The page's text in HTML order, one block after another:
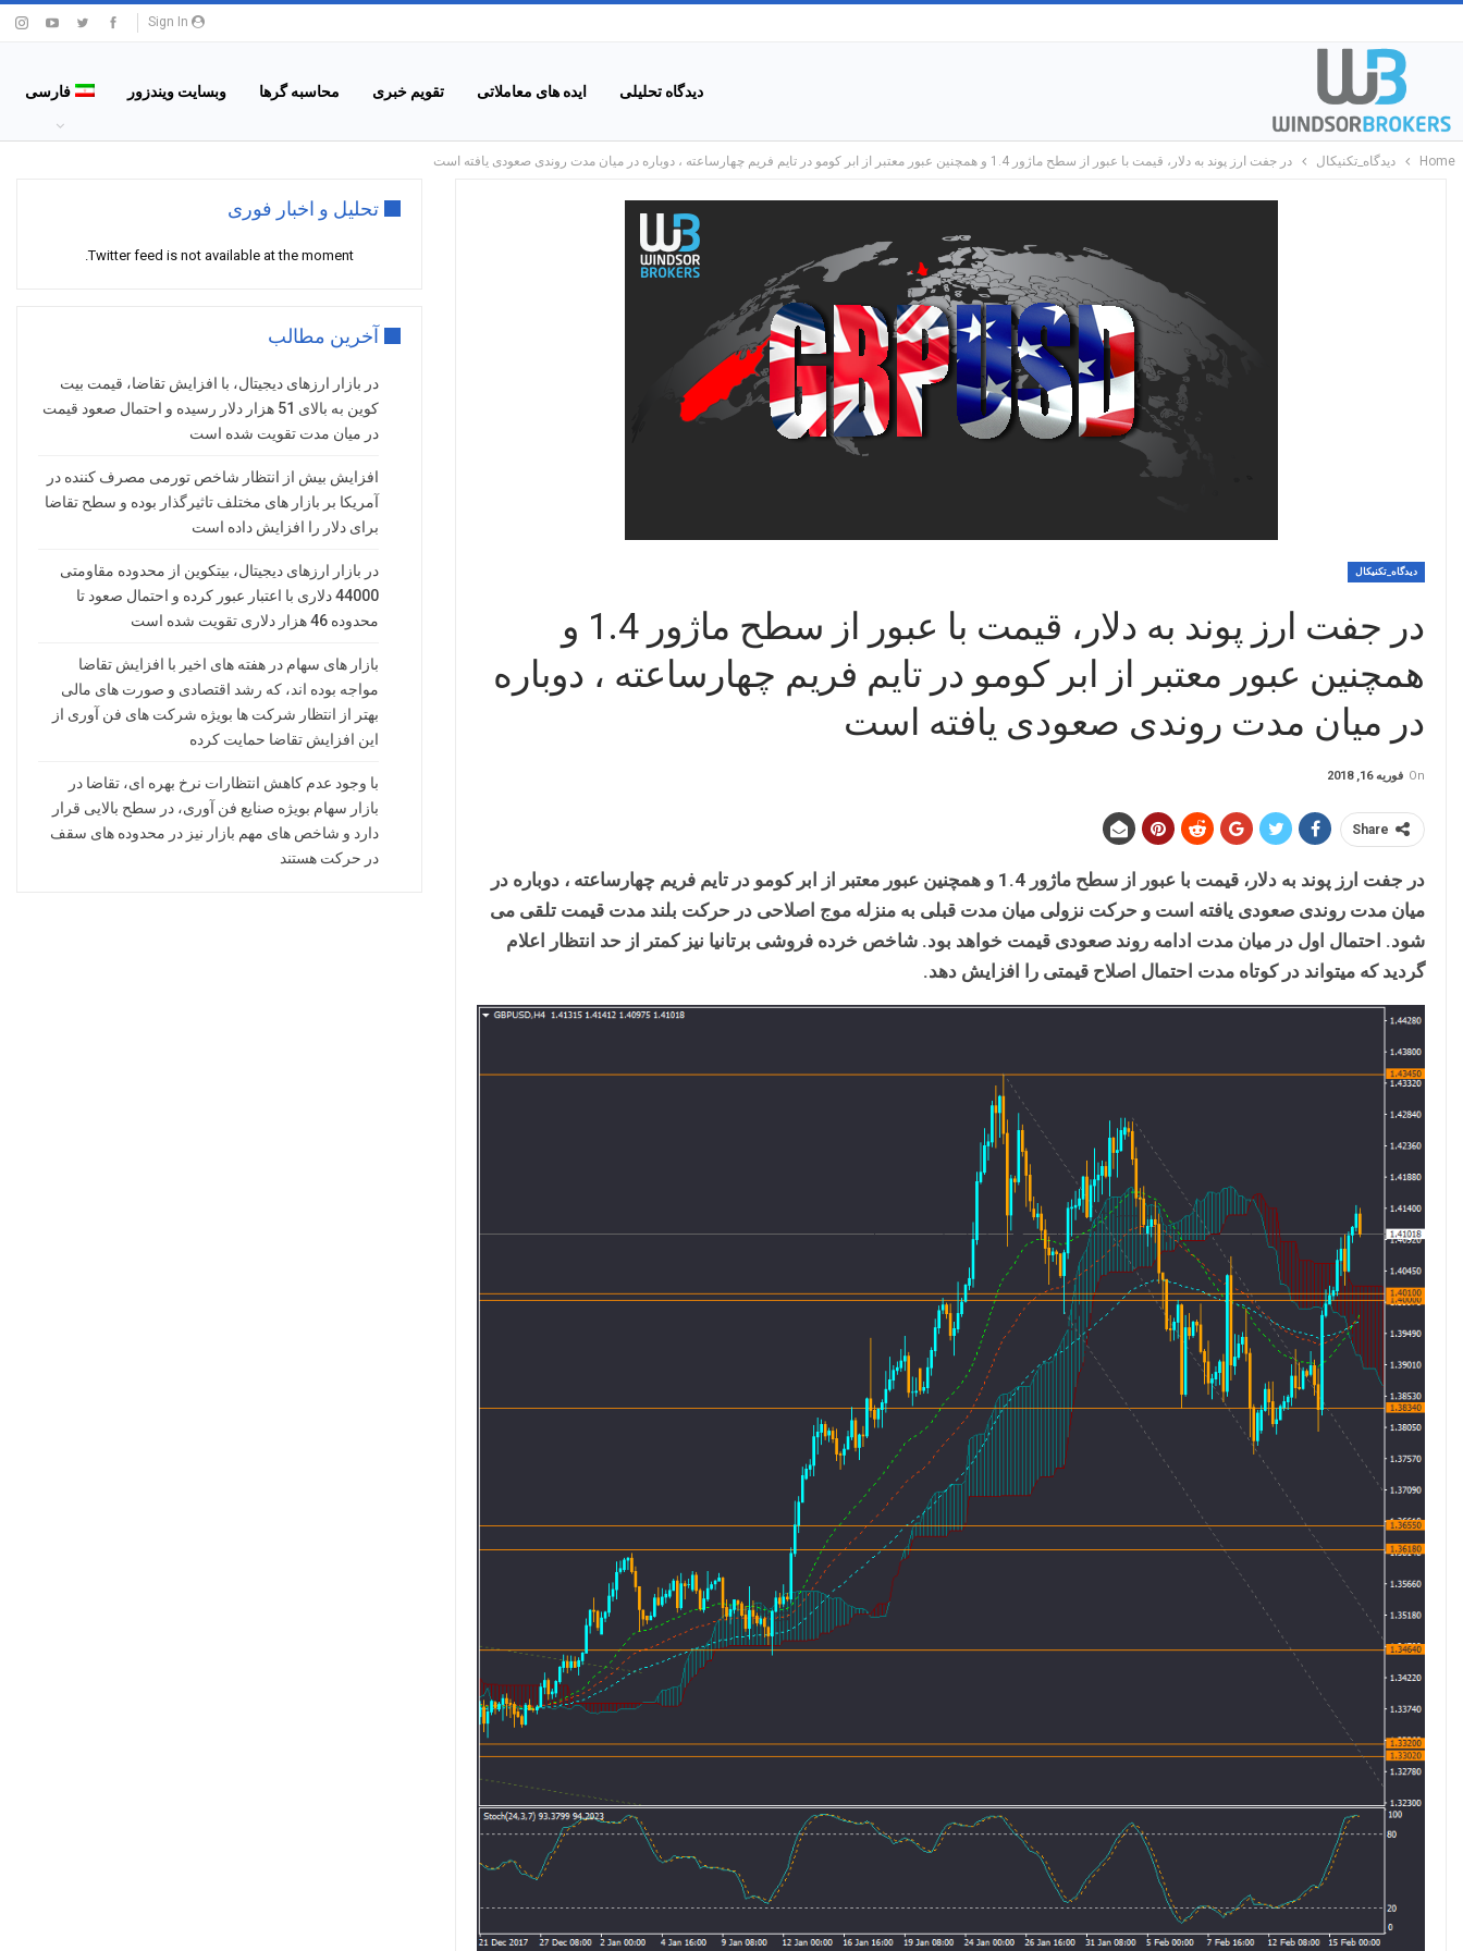
دیدگاه تحلیلی ایده های معاملاتی تقویم خبری محاسبه گرها وبسایت ویندزور فارسی
Home دیدگاه_تکنیکال در جفت ارز پوند به دلار، قیمت با عبور از سطح ماژور 1.4 و همچنین عبور معتبر از ابر کومو در تایم فریم چهارساعته ، دوباره در میان مدت روندی صعودی یافته است
دیدگاه_تکنیکال
در جفت ارز پوند به دلار، قیمت با عبور از سطح ماژور 1.4 و
همچنین عبور معتبر از ابر کومو در تایم فریم چهارساعته ، دوباره
در میان مدت روندی صعودی یافته است
On فوریه 16, 2018
Share
در جفت ارز پوند به دلار، قیمت با عبور از سطح ماژور 1.4 و همچنین عبور معتبر از ابر کومو در تایم فریم چهارساعته ، دوباره در
میان مدت روندی صعودی یافته است و حرکت نزولی میان مدت قبلی به منزله موج اصلاحی در حرکت بلند مدت قیمت تلقی می
شود. احتمال اول در میان مدت ادامه روند صعودی قیمت خواهد بود. شاخص خرده فروشی برتانیا نیز کمتر از حد انتظار اعلام
گردید که میتواند در کوتاه مدت احتمال اصلاح قیمتی را افزایش دهد.
تحلیل و اخبار فوری
Twitter feed is not available at the moment.
آخرین مطالب
در بازار ارزهای دیجیتال، با افزایش تقاضا، قیمت بیت
کوین به بالای 51 هزار دلار رسیده و احتمال صعود قیمت
در میان مدت تقویت شده است
افزایش بیش از انتظار شاخص تورمی مصرف کننده در
آمریکا بر بازار های مختلف تاثیرگذار بوده و سطح تقاضا
برای دلار را افزایش داده است
در بازار ارزهای دیجیتال، بیتکوین از محدوده مقاومتی
44000 دلاری با اعتبار عبور کرده و احتمال صعود تا
محدوده 46 هزار دلاری تقویت شده است
بازار های سهام در هفته های اخیر با افزایش تقاضا
مواجه بوده اند، که رشد اقتصادی و صورت های مالی
بهتر از انتظار شرکت ها بویژه شرکت های فن آوری از
این افزایش تقاضا حمایت کرده
با وجود عدم کاهش انتظارات نرخ بهره ای، تقاضا در
بازار سهام بویژه صنایع فن آوری، در سطح بالایی قرار
دارد و شاخص های مهم بازار نیز در محدوده های سقف
در حرکت هستند